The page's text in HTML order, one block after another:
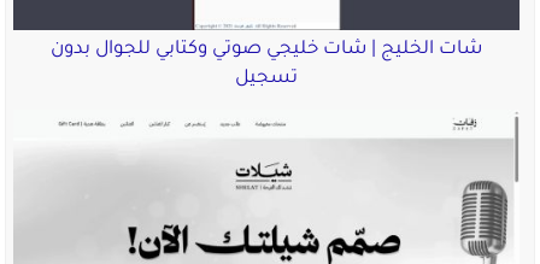
شات الخليج | شات خليجي صوتي وكتابي للجوال بدون
تسجيل